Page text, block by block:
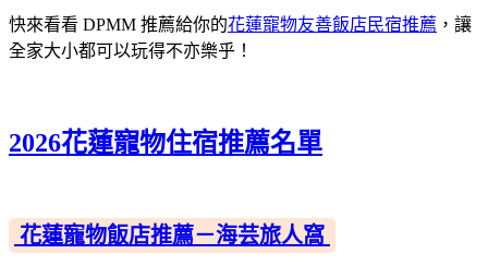
快來看看 DPMM 推薦給你的花蓮寵物友善飯店民宿推薦 ，讓
全家大小都可以玩得不亦樂乎！
2026花蓮寵物住宿推薦名單
花蓮寵物飯店推薦－海芸旅人窩